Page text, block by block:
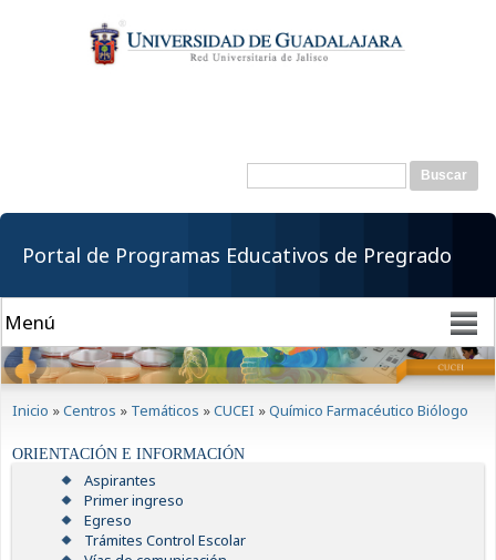
contenido
principal
Formulario de
Buscar
Portal de Programas Educativos de Pregrado
Inicio »Centros » Temáticos »CUCEI »Químico Farmacéutico Biólogo
ORIENTACIÓN E INFORMACIÓN
Aspirantes
Primer ingreso
Egreso
Trámites Control Escolar